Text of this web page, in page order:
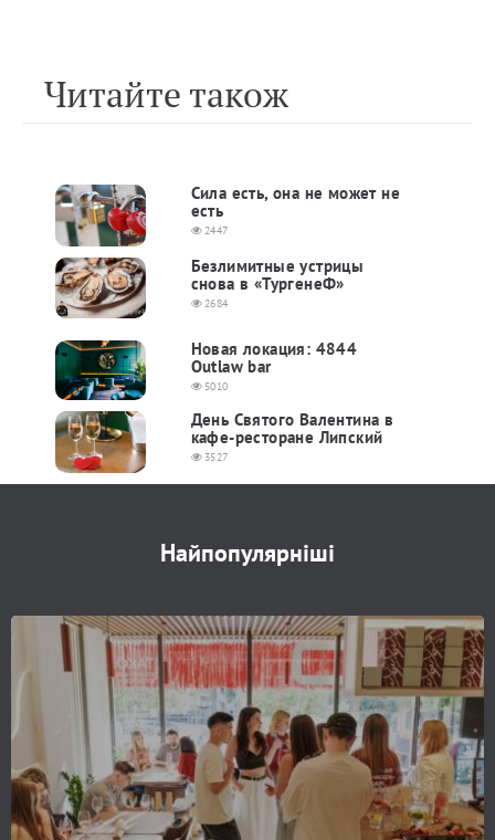
Читайте також
Сила есть, она не может не
есть
2447
Безлимитные устрицы
снова в «ТургенеФ»
2684
Новая локация: 4844
Outlaw bar
5010
День Святого Валентина в
кафе-ресторане Липский
3527
Найпопулярніші